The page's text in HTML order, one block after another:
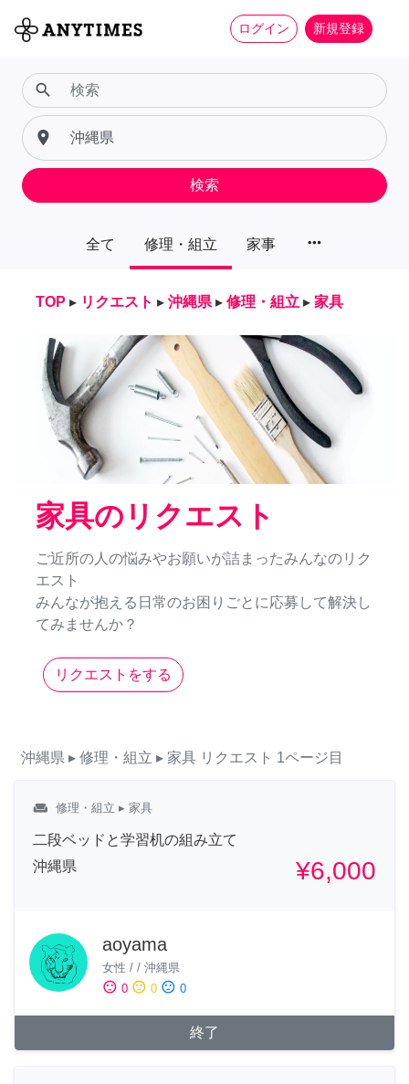
ログイン 新規登録
全て 修理・組立 家事 more_horiz
search
place
検索
TOP ▸ リクエスト ▸ 沖縄県 ▸ 修理・組立 ▸ 家具
家具のリクエスト
ご近所の人の悩みやお願いが詰まったみんなのリク
エスト
みんなが抱える日常のお困りごとに応募して解決し
てみませんか？
リクエストをする
沖縄県 ▸ 修理・組立 ▸ 家具 リクエスト 1ページ目
weekend 修理・組立 ▸ 家具
二段ベッドと学習机の組み立て
沖縄県
¥6,000
aoyama
女性 / / 沖縄県
sentiment_satisfied 0 sentiment_neutral 0 sentiment_dissatisfied 0
終了